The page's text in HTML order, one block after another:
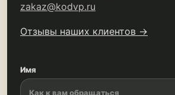
zakaz@kodvp.ru
Отзывы наших клиентов →
Имя